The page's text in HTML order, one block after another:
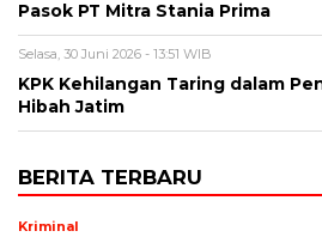
Pasok PT Mitra Stania Prima
Selasa, 30 Juni 2026 - 13:51 WIB
KPK Kehilangan Taring dalam
Hibah Jatim
BERITA TERBARU
Kriminal